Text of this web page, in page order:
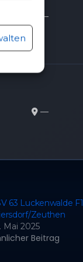
—
—
63 Luckenwalde
​Zeuthen
Mai 2025
Beitrag